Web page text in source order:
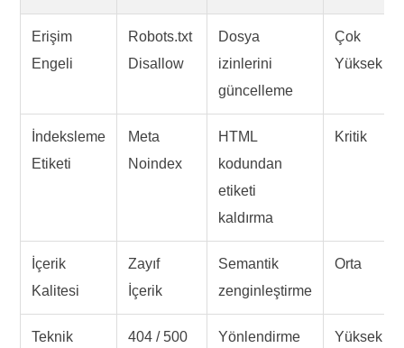
Erişim
Engeli
Robots.txt
Disallow
Dosya
izinlerini
güncelleme
Çok
Yüksek
İndeksleme
Etiketi
Meta
Noindex
HTML
kodundan
etiketi
kaldırma
Kritik
İçerik
Kalitesi
Zayıf
İçerik
Semantik
zenginleştirme
Orta
Teknik
404 / 500
Yönlendirme
Yüksek